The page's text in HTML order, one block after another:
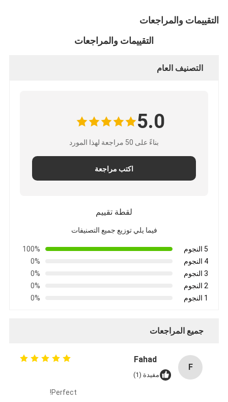
شريط لاصق من القماش
شريط لاصق مزدوج الجوانب
الشريط اللاصق PET
لوح العزل الكهربائي
التقييمات والمراجعات
التقييمات والمراجعات
التصنيف العام
5.0
بناءً على 50 مراجعة لهذا المورد
اكتب مراجعة
لقطة تقييم
فيما يلي توزيع جميع التصنيفات
5 النجوم
100%
4 النجوم
0%
3 النجوم
0%
2 النجوم
0%
1 النجوم
0%
جميع المراجعات
F
Fahad
مفيدة (1)
Perfect!